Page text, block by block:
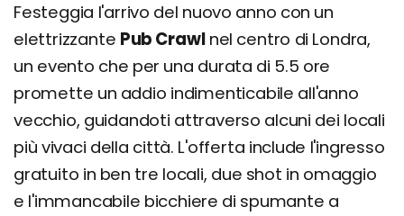
Festeggia l'arrivo del nuovo anno con un
elettrizzante Pub Crawlnel centro di Londra,
un evento che per una durata di 5.5 ore
promette un addio indimenticabile all'anno
vecchio, guidandoti attraverso alcuni dei locali
più vivaci della città. L'offerta include l'ingresso
gratuito in ben tre locali, due shot in omaggio
e l'immancabile bicchiere di spumante a